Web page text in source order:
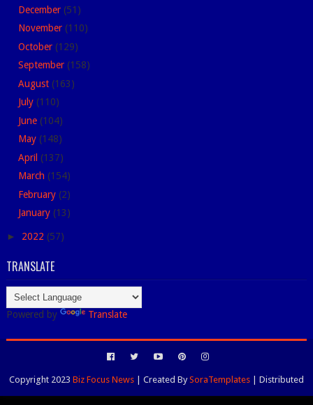
December (51)
November (110)
October (129)
September (158)
August (163)
July (110)
June (104)
May (148)
April (137)
March (154)
February (2)
January (13)
► 2022 (57)
TRANSLATE
Powered by Translate
Copyright 2023 Biz Focus News| Created BySoraTemplates| Distributed